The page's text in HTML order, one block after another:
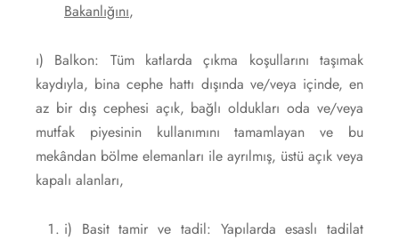
Bakanlığını,
ı) Balkon: Tüm katlarda çıkma koşullarını taşımak
kaydıyla, bina cephe hattı dışında ve/veya içinde, en
az bir dış cephesi açık, bağlı oldukları oda ve/veya
mutfak piyesinin kullanımını tamamlayan ve bu
mekândan bölme elemanları ile ayrılmış, üstü açık veya
kapalı alanları,
i) Basit tamir ve tadil: Yapılarda esaslı tadilat